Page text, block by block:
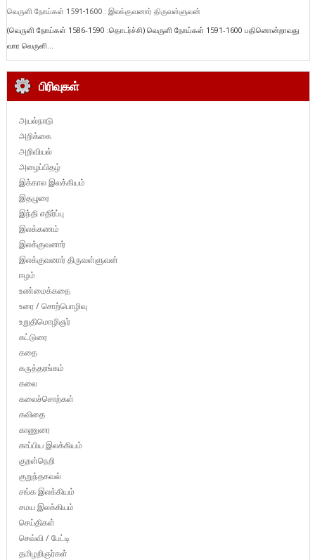
வெருளி நோய்கள் 1591-1600 : இலக்குவனார் திருவள்ளுவன்
(வெருளி நோய்கள் 1586-1590 :தொடர்ச்சி) வெருளி நோய்கள் 1591-1600 பதினொன்றாவது
வார வெருளி...
பிரிவுகள்
அயல்நாடு
அறிக்கை
அறிவியல்
அழைப்பிதழ்
இக்கால இலக்கியம்
இதழுரை
இந்தி எதிர்ப்பு
இலக்கணம்
இலக்குவனார்
இலக்குவனார் திருவள்ளுவன்
ஈழம்
உண்மைக்கதை
உரை / சொற்பொழிவு
உறுதிமொழிஞர்
கட்டுரை
கதை
கருத்தரங்கம்
கலை
கலைச்சொற்கள்
கவிதை
காணுரை
காப்பிய இலக்கியம்
குறள்நெறி
குறுந்தகவல்
சங்க இலக்கியம்
சமய இலக்கியம்
செய்திகள்
செவ்வி / பேட்டி
தமிழறிஞர்கள்